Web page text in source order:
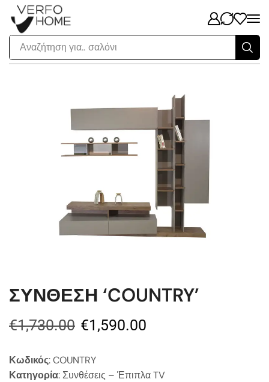
Αναζήτηση για.. σαλόνι
ΣΥΝΘΕΣΗ ‘COUNTRY’
€1,730.00 €1,590.00
Κωδικός: COUNTRY
Κατηγορία: Συνθέσεις – Έπιπλα TV